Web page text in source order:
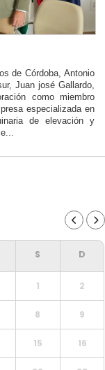
de Córdoba, Antonio
Juan josé Gallardo,
como miembro
especializada en
de elevación y
1 2
8 9
15 16